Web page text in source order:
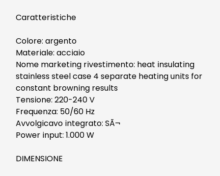
Caratteristiche
Colore: argento
Materiale: acciaio
Nome marketing rivestimento: heat insulating
stainless steel case 4 separate heating units for
constant browning results
Tensione: 220-240 V
Frequenza: 50/60 Hz
Avvolgicavo integrato: SÃ¬
Power input: 1.000 W
DIMENSIONE